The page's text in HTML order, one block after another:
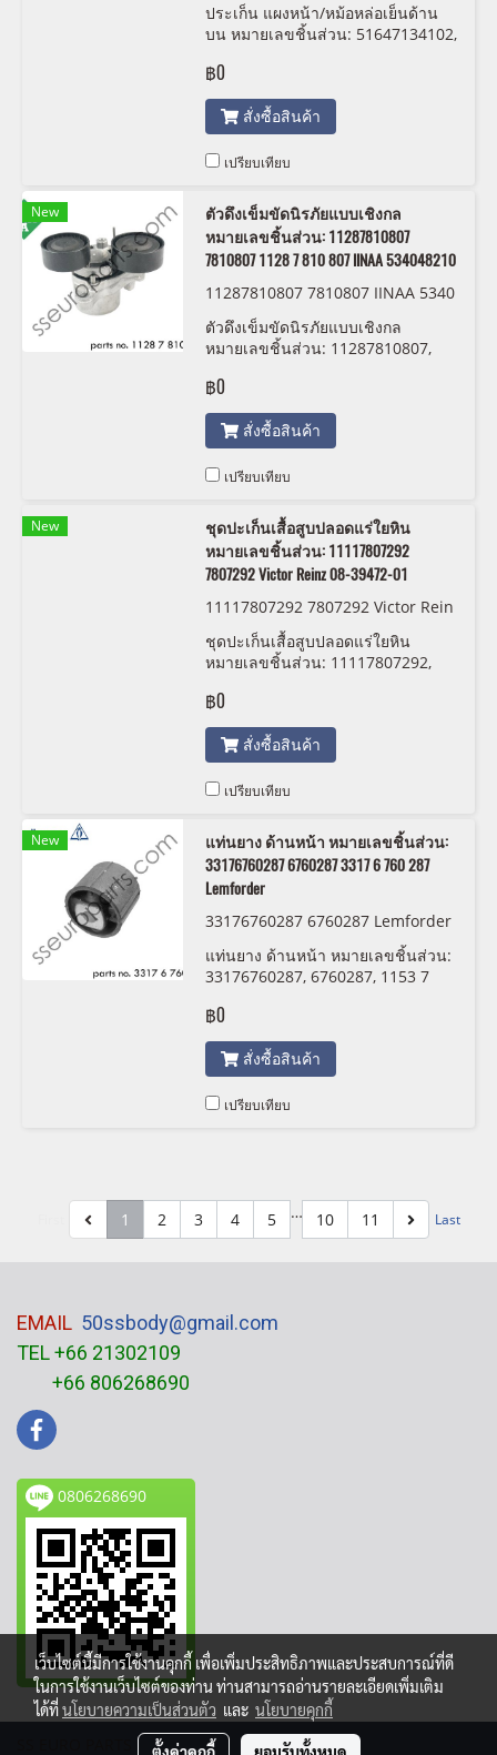
ประเก็น แผงหน้า/หม้อหล่อเย็นด้าน
บน หมายเลขชิ้นส่วน: 51647134102,
฿0
สั่งซื้อสินค้า
เปรียบเทียบ
New
ตัวดึงเข็มขัดนิรภัยแบบเชิงกล
หมายเลขชิ้นส่วน: 11287810807
7810807 1128 7 810 807 IINAA 534048210
11287810807 7810807 IINAA 5340
ตัวดึงเข็มขัดนิรภัยแบบเชิงกล
หมายเลขชิ้นส่วน: 11287810807,
534048210
฿0
สั่งซื้อสินค้า
เปรียบเทียบ
New
ชุดปะเก็นเสื้อสูบปลอดแร่ใยหิน
หมายเลขชิ้นส่วน: 11117807292
7807292 Victor Reinz 08-39472-01
11117807292 7807292 Victor Rein
z 08 3947201
ชุดปะเก็นเสื้อสูบปลอดแร่ใยหิน
หมายเลขชิ้นส่วน: 11117807292,
Reinz 08-39472-01
฿0
สั่งซื้อสินค้า
เปรียบเทียบ
New
แท่นยาง ด้านหน้า หมายเลขชิ้นส่วน:
33176760287 6760287 3317 6 760 287
Lemforder
33176760287 6760287 Lemforder
แท่นยาง ด้านหน้า หมายเลขชิ้นส่วน:
33176760287, 6760287, 1153 7
฿0
สั่งซื้อสินค้า
เปรียบเทียบ
1 2 3 4 5 … 10 11 Last
EMAIL 50ssbody@gmail.com
TEL +66 21302109
+66 806268690
0806268690
เว็บไซต์นี้มีการใช้งานคุกกี้ เพื่อเพิ่มประสิทธิภาพและประสบการณ์ที่ดี
ในการใช้งานเว็บไซต์ของท่าน ท่านสามารถอ่านรายละเอียดเพิ่มเติม
ได้ที่นโยบายความเป็นส่วนตัว และ นโยบายคุกกี้